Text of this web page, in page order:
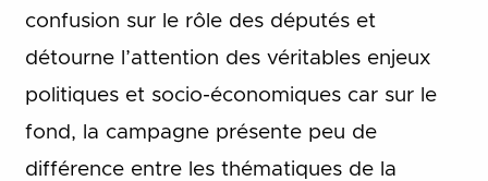
confusion sur le rôle des députés et
détourne l’attention des véritables enjeux
politiques et socio-économiques car sur le
fond, la campagne présente peu de
différence entre les thématiques de la